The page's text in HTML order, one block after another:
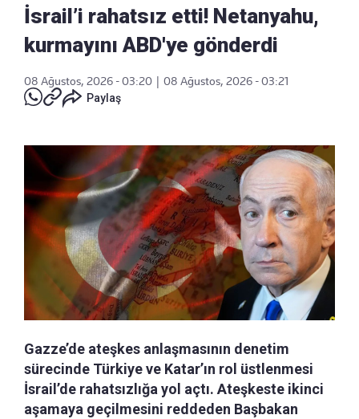
İsrail’i rahatsız etti! Netanyahu,
kurmayını ABD'ye gönderdi
08 Ağustos, 2026 - 03:20
08 Ağustos, 2026 - 03:21
Paylaş
Gazze’de ateşkes anlaşmasının denetim
sürecinde Türkiye ve Katar’ın rol üstlenmesi
İsrail’de rahatsızlığa yol açtı. Ateşkeste ikinci
aşamaya geçilmesini reddeden Başbakan